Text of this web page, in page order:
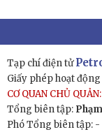
Tạp chí điện tử
Giấy phép hoạt động
CƠ QUAN CHỦ QUẢN:
Tổng biên tập:
Phó Tổng biên tập: -